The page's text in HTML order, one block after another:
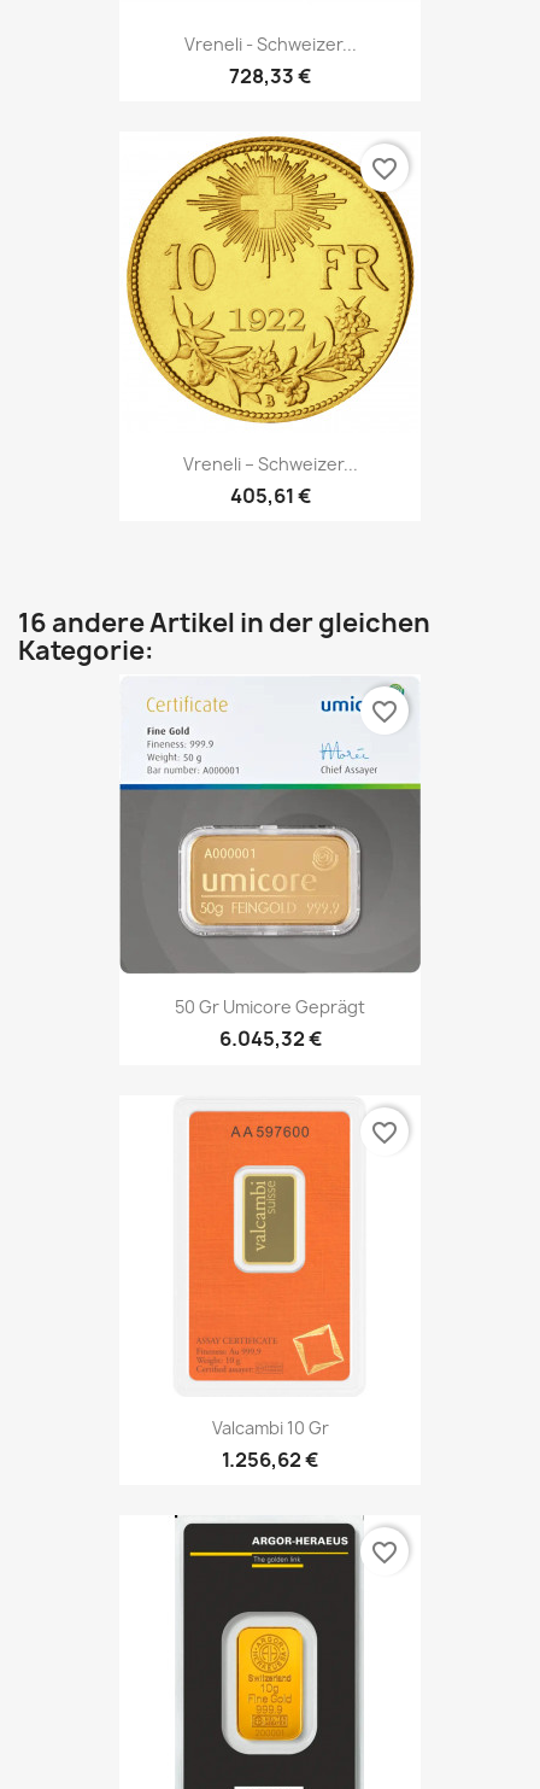
Vreneli - Schweizer...
728,33 €
Vreneli – Schweizer...
405,61 €
favorite_border
16 andere Artikel in der gleichen
Kategorie:
50 Gr Umicore Geprägt
6.045,32 €
favorite_border
Valcambi 10 Gr
1.256,62 €
favorite_border
favorite_border